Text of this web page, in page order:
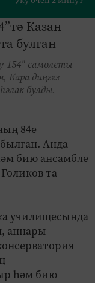
154" самолеты
Кара диңгез
булды.
84е
Анда
бию ансамбле
та
училищесында
аннары
һәм бию